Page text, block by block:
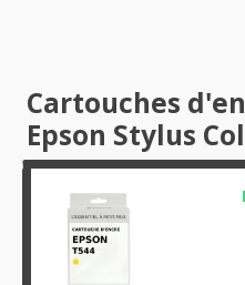
Cartouches
Epson Stylus